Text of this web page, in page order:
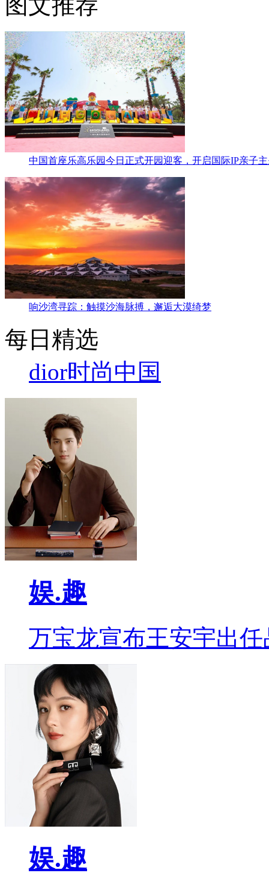
图文推荐
中国首座乐高乐园今日正式开园迎客，开启国际IP亲子
响沙湾寻踪：触摸沙海脉搏，邂逅大漠绮梦
每日精选
dior时尚中国
娱.趣
万宝龙宣布王安宇出
娱.趣